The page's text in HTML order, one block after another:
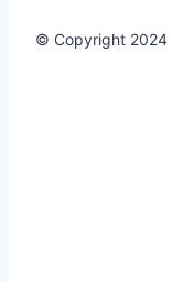
© Copyright 2024